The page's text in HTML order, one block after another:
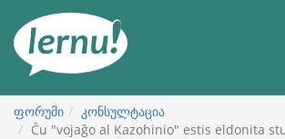
ნახვა
ფორუმი
კონსულტაცია
Ĉu "vojaĝo al Kazohinio" estis eldonita